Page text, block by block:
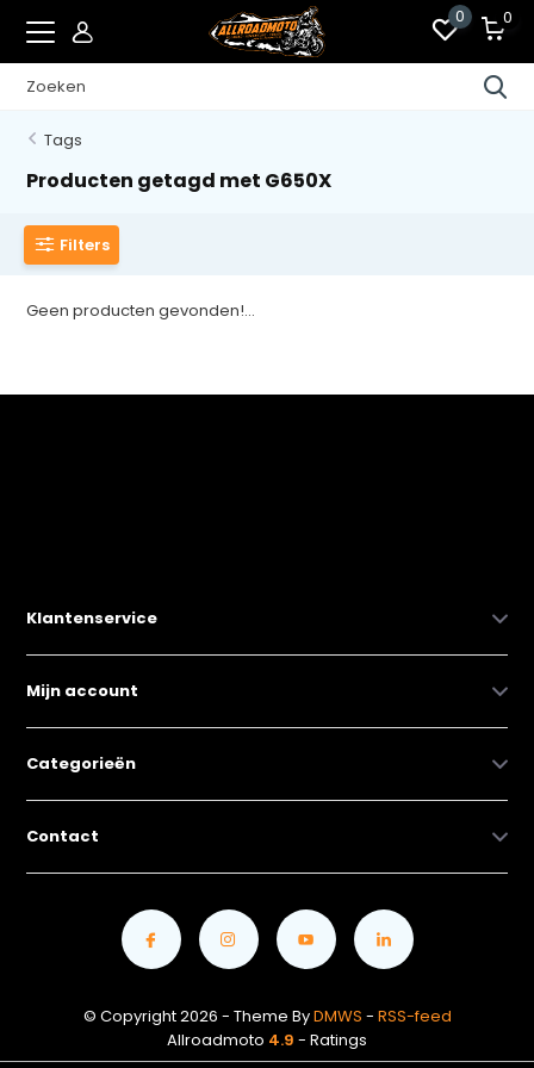
0 0
Tags
Producten getagd met G650X
Filters
Geen producten gevonden!...
Klantenservice
Mijn account
Categorieën
Contact
© Copyright 2026 - Theme ByDMWS - RSS-feed
Allroadmoto 4.9 - Ratings